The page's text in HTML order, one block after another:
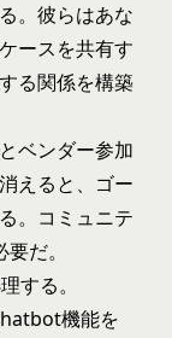
。彼らはあな
ースを共有す
る関係を構築
ベンダー参加
えると、ゴー
。コミュニテ
だ。
する。
機能を